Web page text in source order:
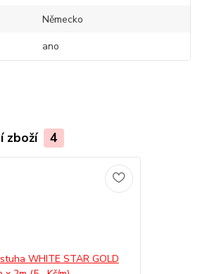
Německo
ano
zboží 4